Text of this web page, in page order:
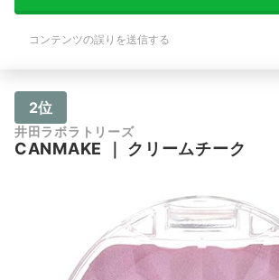
コンテンツの誤りを送信する
2位
井田ラボラトリーズ
CANMAKE ｜ クリームチーク